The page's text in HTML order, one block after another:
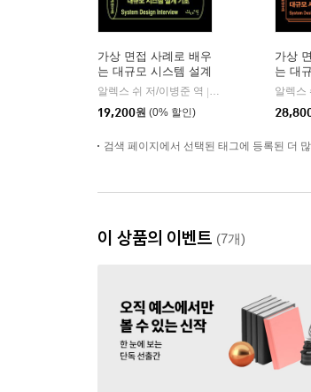
가상 면접 사례로 배우
는 대규모 시스템 설계
기초
알렉스 쉬 저/이병준 역 |
인사이트(insight)
19,200원 (0% 할인)
가상
는 대
기초 2
검색 페이지에서 선택된 태그에 등록된 더
이 상품의 이벤트 (7개)